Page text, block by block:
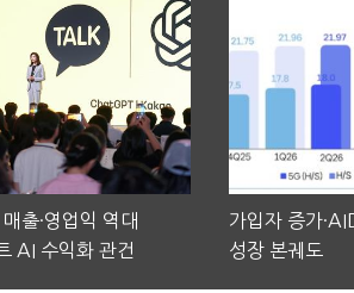
출·영업익 역대
AI 수익화 관건
가입자 증가
성장 본궤도